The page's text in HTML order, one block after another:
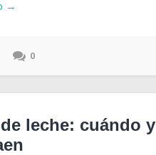
→
0
leche: cuándo y